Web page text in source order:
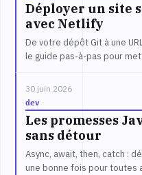
Déployer un site
avec Netlify
De votre dépôt Git à une
le guide pas-à-pas pour
30 juin 2026
dev
Les promesses
sans détour
Async, await, then, catch :
une bonne fois pour toutes